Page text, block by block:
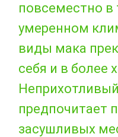
повсеместно в
умеренном
виды мака
себя и в более
предпочитает
засушливых